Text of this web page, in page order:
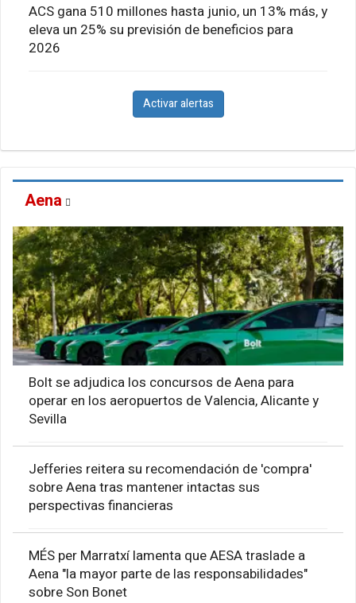
ACS gana 510 millones hasta junio, un 13% más, y
eleva un 25% su previsión de beneficios para
2026
Activar alertas
Aena
Bolt se adjudica los concursos de Aena para
operar en los aeropuertos de Valencia, Alicante y
Sevilla
Jefferies reitera su recomendación de 'compra'
sobre Aena tras mantener intactas sus
perspectivas financieras
MÉS per Marratxí lamenta que AESA traslade a
Aena "la mayor parte de las responsabilidades"
sobre Son Bonet